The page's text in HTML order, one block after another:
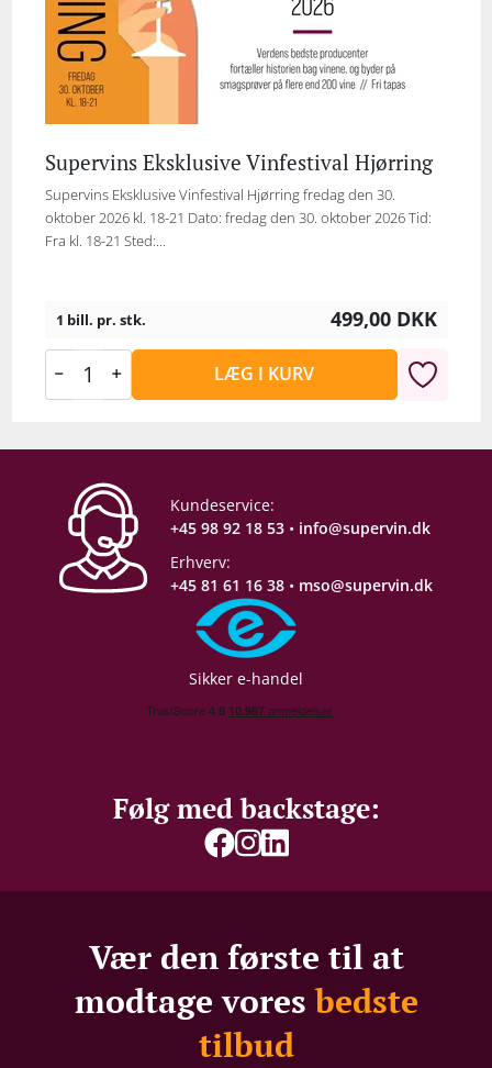
Supervins Eksklusive Vinfestival Hjørring
Supervins Eksklusive Vinfestival Hjørring fredag den 30.
oktober 2026 kl. 18-21 Dato: fredag den 30. oktober 2026 Tid:
Fra kl. 18-21 Sted:...
1 bill. pr. stk. 499,00 DKK
LÆG I KURV
Kundeservice:
+45 98 92 18 53 • info@supervin.dk
Erhverv:
+45 81 61 16 38 • mso@supervin.dk
Sikker e-handel
Følg med backstage:
Vær den første til at
modtage voresbedste
tilbud